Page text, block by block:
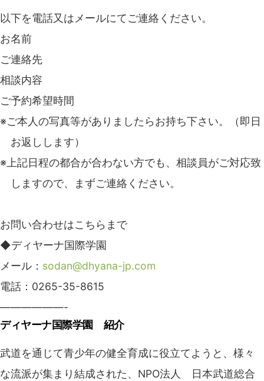
以下を電話又はメールにてご連絡ください。
お名前
ご連絡先
相談内容
ご予約希望時間
※ご本人の写真等がありましたらお持ち下さい。（即日
お返しします）
※上記日程の都合が合わない方でも、相談員がご対応致
しますので、まずご連絡ください。
お問い合わせはこちらまで
◆ディヤーナ国際学園
メール： sodan@dhyana-jp.com
電話：0265-35-8615
——————-
ディヤーナ国際学園 紹介
武道を通じて青少年の健全育成に役立てようと、様々
な流派が集まり結成された、NPO法人 日本武道総合